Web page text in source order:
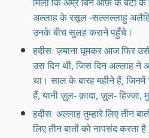
अल्लाह के रसूल -सल्लल्लाहु
उनके बीच सुलह कराने पहुँचे।
हदीस: ज़माना घूमकर आज फिर
उस दिन थी, जिस दिन अल्लाह ने
था। साल के बारह महीने हैं, जिनमें
हैं, यानी ज़ुल- क़ादा, ज़ुल-
हदीस: अल्लाह तुम्हारे लिए तीन
लिए तीन बातों को नापसंद करता